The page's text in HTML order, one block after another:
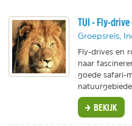
TUI - Fly-
Groepsreis,
Fly-drives en
naar
goede safari-
BEKIJK